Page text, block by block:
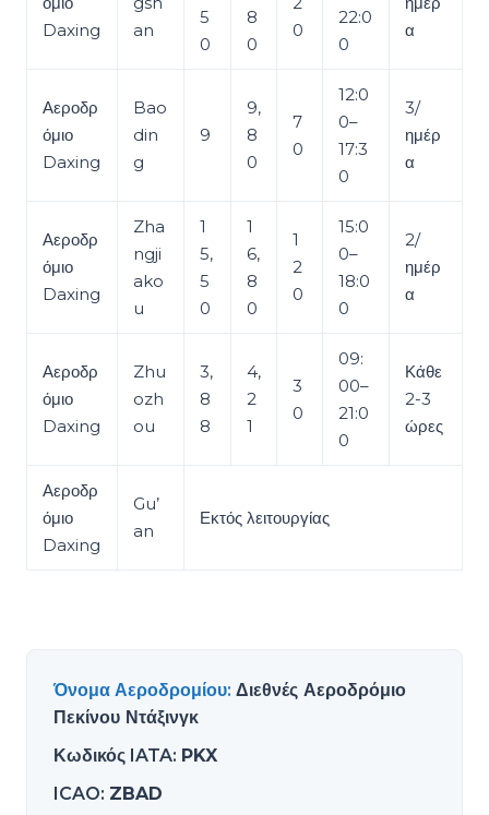
Daxing
an
5
0
8
0
0
22:0
0
α
Αεροδρ
όμιο
Daxing
Bao
din
g
9
9,
8
0
7
0
12:0
0–
17:3
0
3/
ημέρ
α
Αεροδρ
όμιο
Daxing
Zha
ngji
ako
u
1
5,
5
0
1
6,
8
0
1
2
0
15:0
0–
18:0
0
2/
ημέρ
α
Αεροδρ
όμιο
Daxing
Zhu
ozh
ou
3,
8
8
4,
2
1
3
0
09:
00–
21:0
0
Κάθε
2-3
ώρες
Αεροδρ
όμιο
Daxing
Gu’
an
Εκτός λειτουργίας
Όνομα Αεροδρομίου: Διεθνές Αεροδρόμιο
Πεκίνου Ντάξινγκ
Κωδικός IATA: PKX
ICAO: ZBAD